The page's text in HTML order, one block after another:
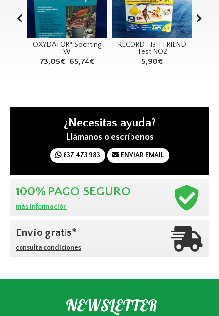
OXYDATOR* Söchting
65,74€
RECORD FISH FRIEND
TETRA
¿Necesitas ayuda?
Llámanos o escríbenos
637 473 983 ENVIAR EMAIL
100% PAGO SEGURO
más información
Envío gratis*
consulta condiciones
NEWSLETTER